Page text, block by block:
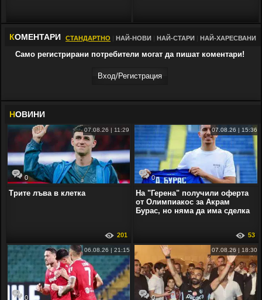
КОМЕНТАРИ СТАНДАРТНО НАЙ-НОВИ НАЙ-СТАРИ НАЙ-ХАРЕСВАНИ
Само регистрирани потребители могат да пишат коментари!
Вход/Регистрaция
НОВИНИ
0
07.08.26 | 11:29
Трите лъва в клетка
201
0
07.08.26 | 15:36
На "Герена" получили оферта
от Олимпиакос за Акрам
Бурас, но няма да има сделка
53
0
06.08.26 | 21:15
0
07.08.26 | 18:30